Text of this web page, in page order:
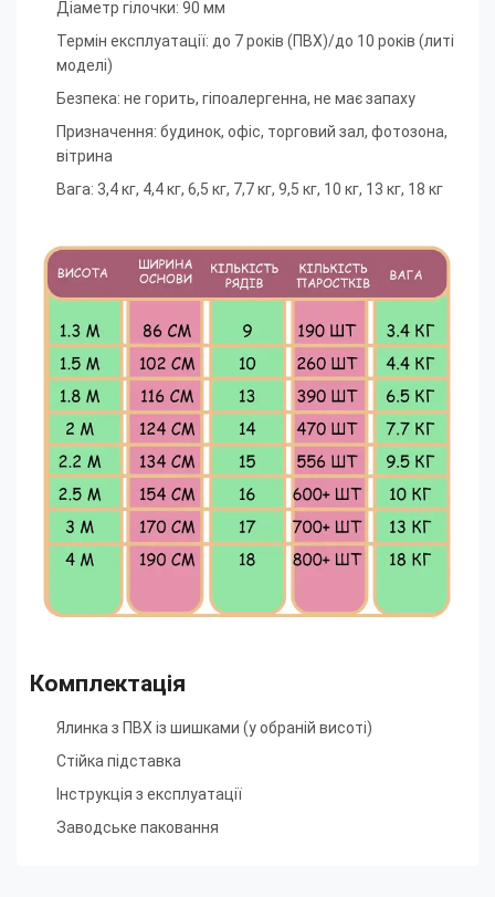
Діаметр гілочки: 90 мм
Термін експлуатації: до 7 років (ПВХ)/до 10 років (литі
моделі)
Безпека: не горить, гіпоалергенна, не має запаху
Призначення: будинок, офіс, торговий зал, фотозона,
вітрина
Вага: 3,4 кг, 4,4 кг, 6,5 кг, 7,7 кг, 9,5 кг, 10 кг, 13 кг, 18 кг
Комплектація
Ялинка з ПВХ із шишками (у обраній висоті)
Стійка підставка
Інструкція з експлуатації
Заводське паковання